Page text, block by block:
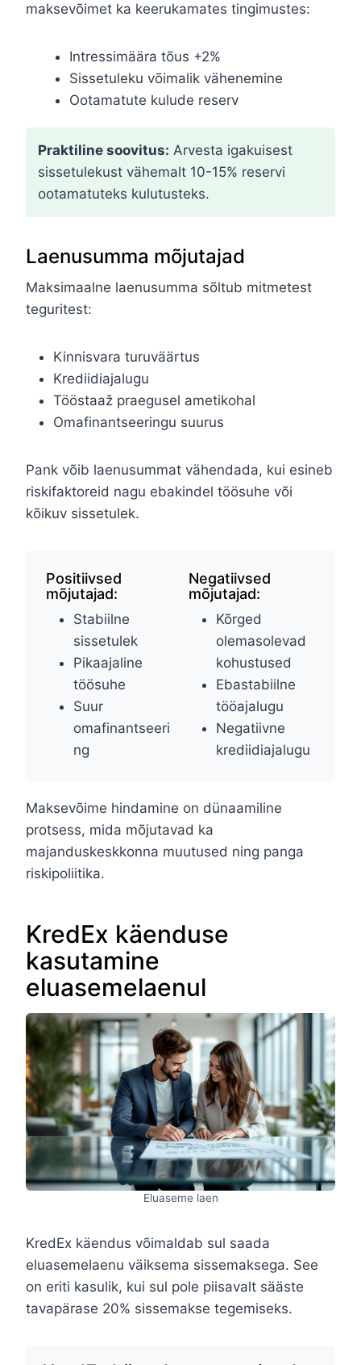
maksevõimet ka keerukamates tingimustes:
Intressimäära tõus +2%
Sissetuleku võimalik vähenemine
Ootamatute kulude reserv
Praktiline soovitus: Arvesta igakuisest
sissetulekust vähemalt 10-15% reservi
ootamatuteks kulutusteks.
Laenusumma mõjutajad
Maksimaalne laenusumma sõltub mitmetest
teguritest:
Kinnisvara turuväärtus
Krediidiajalugu
Tööstaaž praegusel ametikohal
Omafinantseeringu suurus
Pank võib laenusummat vähendada, kui esineb
riskifaktoreid nagu ebakindel töösuhe või
kõikuv sissetulek.
Positiivsed
mõjutajad:
Stabiilne
sissetulek
Pikaajaline
töösuhe
Suur
omafinantseeri
ng
Negatiivsed
mõjutajad:
Kõrged
olemasolevad
kohustused
Ebastabiilne
tööajalugu
Negatiivne
krediidiajalugu
Maksevõime hindamine on dünaamiline
protsess, mida mõjutavad ka
majanduskeskkonna muutused ning panga
riskipoliitika.
KredEx käenduse
kasutamine
eluasemelaenul
Eluaseme laen
KredEx käendus võimaldab sul saada
eluasemelaenu väiksema sissemaksega. See
on eriti kasulik, kui sul pole piisavalt sääste
tavapärase 20% sissemakse tegemiseks.